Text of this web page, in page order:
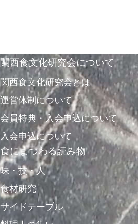
関西食文化研究会について
関西食文化研究会とは
運営体制について
会員特典・入会申込について
入会申込について
食にまつわる読み物
味・技・人
食材研究
サイドテーブル